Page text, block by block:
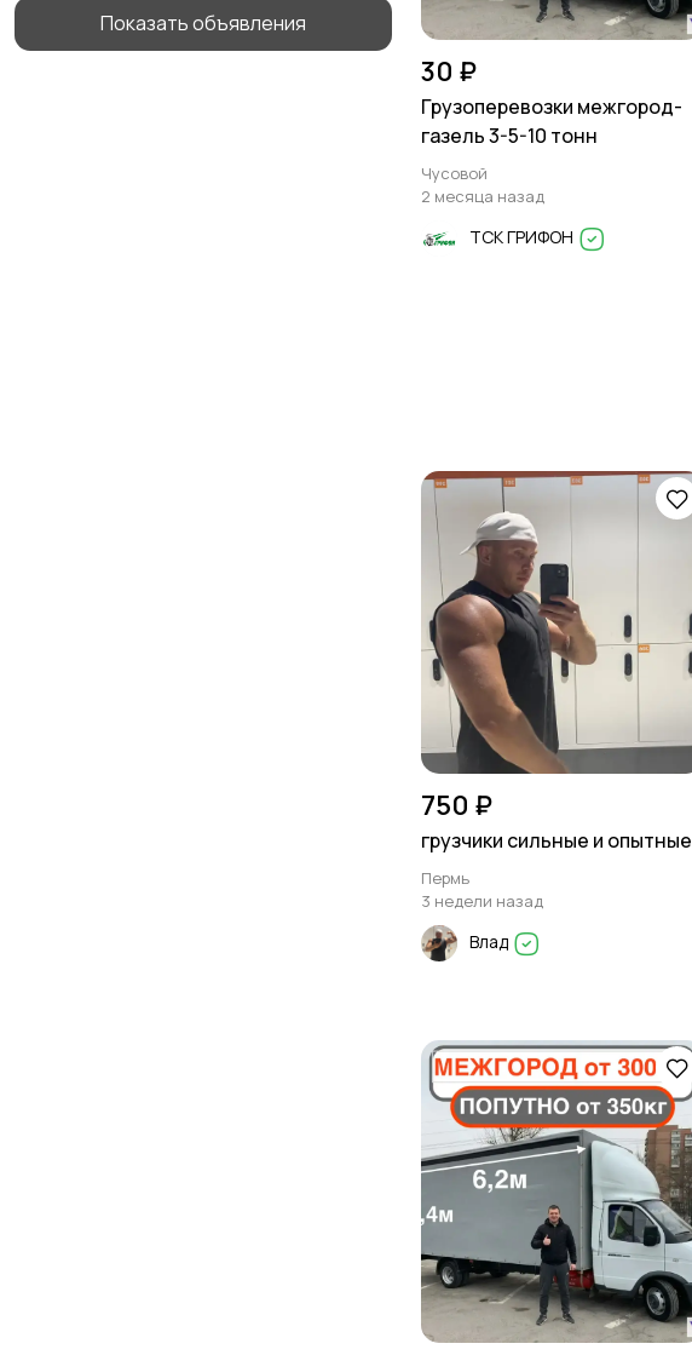
Показать объявления
30 ₽
Грузоперевозки межгород-
газель 3-5-10 тонн
Чусовой
2 месяца назад
ТСК ГРИФОН
750 ₽
грузчики сильные и опытные
Пермь
3 недели назад
Влад